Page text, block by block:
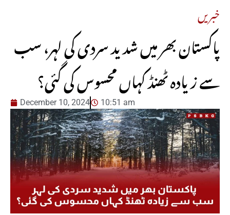
خبریں
پاکستان بھر میں شدید سردی کی لہر، سب
سے زیادہ ٹھنڈ کہاں محسوس کی گئی؟
December 10, 2024 10:51 am